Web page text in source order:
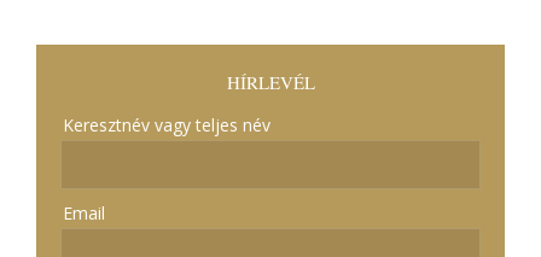
HÍRLEVÉL
Keresztnév vagy teljes név
Email